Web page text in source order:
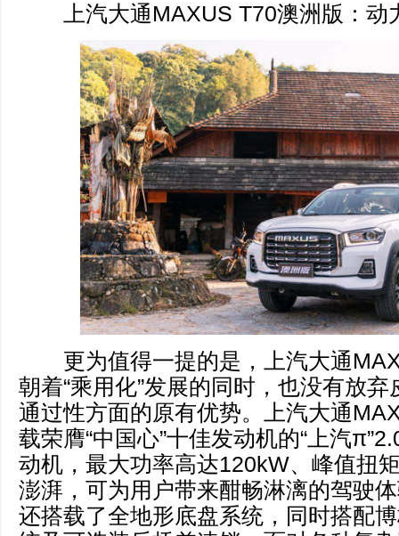
上汽大通MAXUS T70澳洲版：动
更为值得一提的是，上汽大通
朝着“乘用化”发展的同时，也没有放
通过性方面的原有优势。上汽大通
载荣膺“中国心”十佳发动机的“上汽
动机，最大功率高达120kW、峰值扭
澎湃，可为用户带来酣畅淋漓的驾驶
还搭载了全地形底盘系统，同时搭配